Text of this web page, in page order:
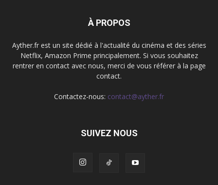
À PROPOS
Ayther.fr est un site dédié à l'actualité du cinéma et des séries
Netflix, Amazon Prime principalement. Si vous souhaitez
rentrer en contact avec nous, merci de vous référer à la page
contact.
Contactez-nous: contact@ayther.fr
SUIVEZ NOUS